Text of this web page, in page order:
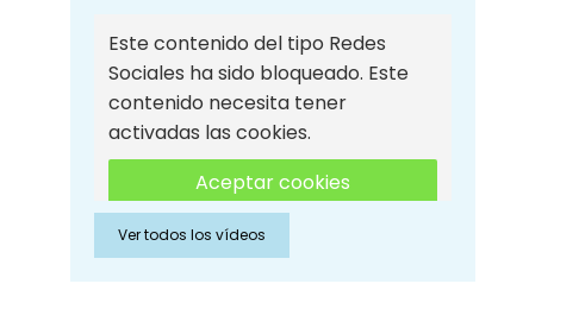
Este contenido del tipo Redes
Sociales ha sido bloqueado. Este
contenido necesita tener
activadas las cookies.
Aceptar cookies
Aceptar cookies de Redes
Sociales
Ver todos los vídeos